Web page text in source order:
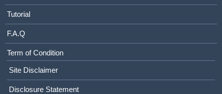
Tutorial
F.A.Q
Term of Condition
Site Disclaimer
Disclosure Statement